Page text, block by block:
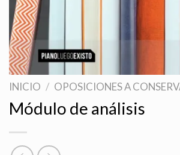
INICIO / OPOSICIONES A
Módulo de análisis